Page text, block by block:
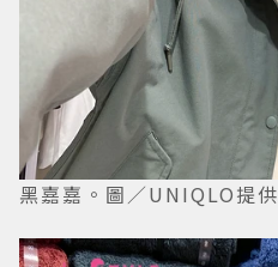
黑嘉嘉。圖／UNIQLO提供